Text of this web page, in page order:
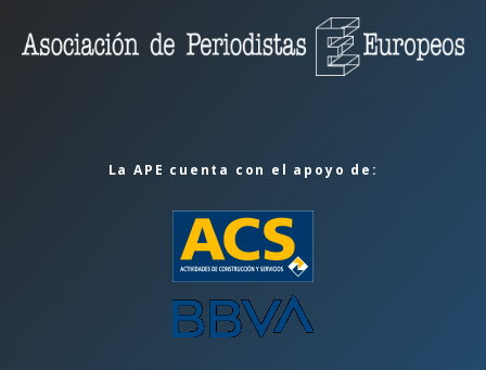
La APE cuenta con el apoyo de: